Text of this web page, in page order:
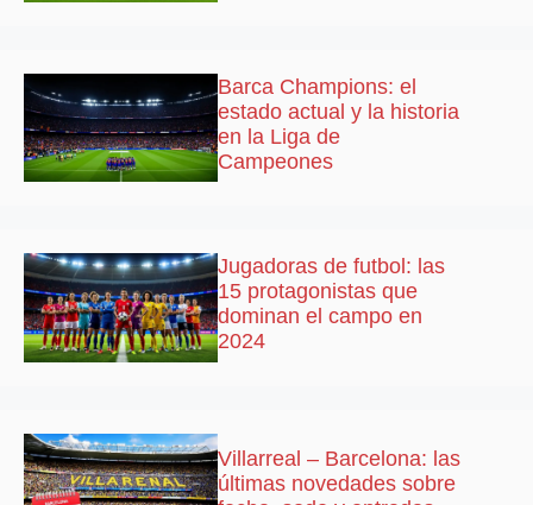
Barca Champions: el
estado actual y la historia
en la Liga de
Campeones
Jugadoras de futbol: las
15 protagonistas que
dominan el campo en
2024
Villarreal – Barcelona: las
últimas novedades sobre